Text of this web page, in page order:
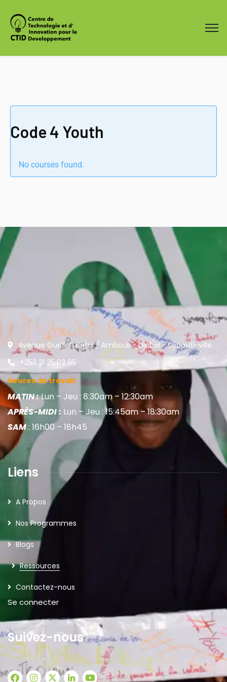
Code 4 Youth
No courses found.
Avenue Guelleh Batal / Ambouli - Djebel - Djibouti-ville
+253 21 25 02 95
Heures de travail:
MATIN :Lun – Jeu : 8:30am – 12:30am
APRÈS-MIDI : Lun – Jeu : 15:45am – 18:30am
SAM: 16h00 – 18h45
Liens
A Propos
Nos Programmes
Blogs
Ressources
Contactez-nous
Se connecter
Suivez-nous